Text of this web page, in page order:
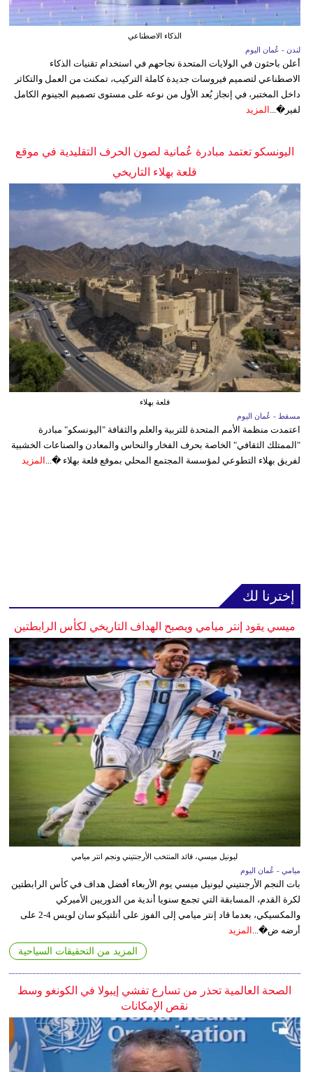
الذكاء الاصطناعي
لندن - عُمان اليوم
أعلن باحثون في الولايات المتحدة نجاحهم في استخدام تقنيات الذكاء
الاصطناعي لتصميم فيروسات جديدة كاملة التركيب، تمكنت من العمل والتكاثر
داخل المختبر، في إنجاز يُعد الأول من نوعه على مستوى تصميم الجينوم الكامل
لفير�... المزيد
اليونسكو تعتمد مبادرة عُمانية لصون الحرف التقليدية في موقع
قلعة بهلاء التاريخي
قلعة بهلاء
مسقط - عُمان اليوم
اعتمدت منظمة الأمم المتحدة للتربية والعلم والثقافة "اليونسكو" مبادرة
"الممتلك الثقافي" الخاصة بحرف الفخار والنحاس والمعادن والصناعات الخشبية
لفريق بهلاء التطوعي لمؤسسة المجتمع المحلي بموقع قلعة بهلاء �... المزيد
إخترنا لك
ميسي يقود إنتر ميامي ويصبح الهداف التاريخي لكأس الرابطتين
ليونيل ميسي، قائد المنتخب الأرجنتيني ونجم انتر ميامي
ميامي - عُمان اليوم
بات النجم الأرجنتيني ليونيل ميسي يوم الأربعاء أفضل هداف في كأس الرابطتين
لكرة القدم، المسابقة التي تجمع سنويا أندية من الدوريين الأميركي
والمكسيكي، بعدما قاد إنتر ميامي إلى الفوز على أتلتيكو سان لويس 4-2 على
أرضه ض�...
المزيد
المزيد من التحقيقات السياحية
الصحة العالمية تحذر من تسارع تفشي إيبولا في الكونغو وسط
نقص الإمكانات